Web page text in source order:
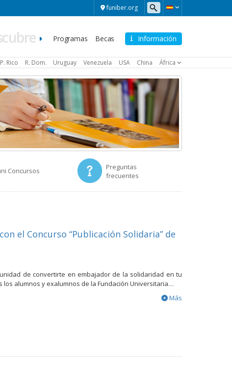
funiber.org
Información
Navegación
Programas Becas
P. Rico R. Dom. Uruguay Venezuela USA China África
Concursos
Preguntas
frecuentes
el Concurso “Publicación Solidaria” de
de convertirte en embajador de la solidaridad en tu
alumnos y exalumnos de la Fundación Universitaria…
Más